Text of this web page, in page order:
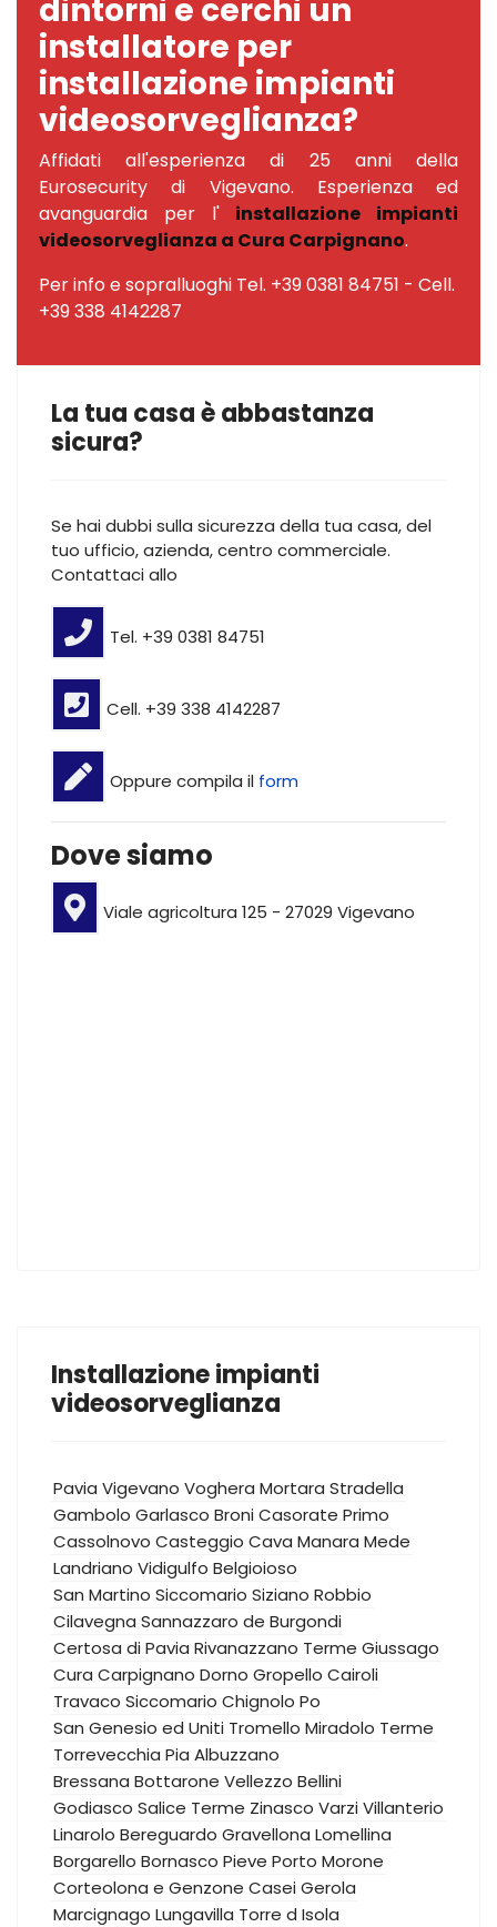
dintorni e cerchi un
installatore per
installazione impianti
videosorveglianza?
Affidati all'esperienza di 25 anni della
Eurosecurity di Vigevano. Esperienza ed
avanguardia per l' installazione impianti
videosorveglianza a Cura Carpignano.
Per info e sopralluoghi Tel. +39 0381 84751 - Cell.
+39 338 4142287
La tua casa è abbastanza
sicura?
Se hai dubbi sulla sicurezza della tua casa, del
tuo ufficio, azienda, centro commerciale.
Contattaci allo
Tel. +39 0381 84751
Cell. +39 338 4142287
Oppure compila il form
Dove siamo
Viale agricoltura 125 - 27029 Vigevano
Installazione impianti
videosorveglianza
Pavia Vigevano Voghera Mortara Stradella
Gambolo Garlasco BroniCasorate Primo
Cassolnovo Casteggio Cava Manara Mede
Landriano Vidigulfo Belgioioso
San Martino Siccomario Siziano Robbio
Cilavegna Sannazzaro de Burgondi
Certosa di Pavia Rivanazzano Terme Giussago
Cura Carpignano Dorno Gropello Cairoli
Travaco Siccomario Chignolo Po
San Genesio ed Uniti Tromello Miradolo Terme
Torrevecchia Pia Albuzzano
Bressana Bottarone Vellezzo Bellini
Godiasco Salice Terme Zinasco VarziVillanterio
Linarolo Bereguardo Gravellona Lomellina
Borgarello Bornasco Pieve Porto Morone
Corteolona e Genzone Casei Gerola
Marcignago Lungavilla Torre d Isola